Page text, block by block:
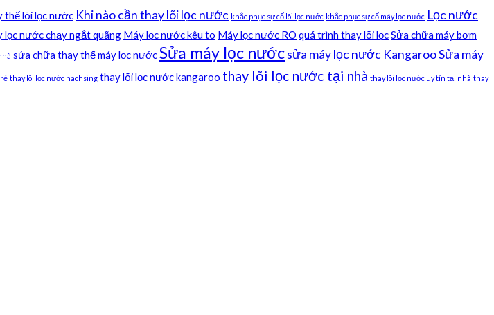
thế lõi lọc nước Khi nào cần thay lõi lọc nước khắc phục sự cố lõi lọc nước khắc phục sự cố máy lọc nước Lọc nước
lọc nước chạy ngắt quãng Máy lọc nước kêu to Máy lọc nước RO quá trình thay lõi lọcSửa chữa máy bơm
sửa chữa thay thế máy lọc nướcSửa máy lọc nướcsửa máy lọc nước KangarooSửa máy
thay lõi lọc nước haohsing thay lõi lọc nước kangaroo thay lõi lọc nước tại nhà thay lõi lọc nước uy tín tại nhà thay